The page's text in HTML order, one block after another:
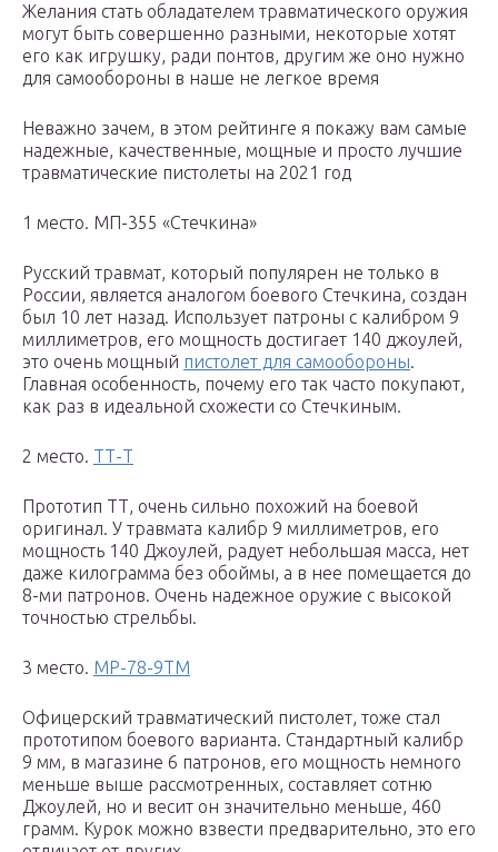
Желания стать обладателем травматического оружия
могут быть совершенно разными, некоторые хотят
его как игрушку, ради понтов, другим же оно нужно
для самообороны в наше не легкое время
Неважно зачем, в этом рейтинге я покажу вам самые
надежные, качественные, мощные и просто лучшие
травматические пистолеты на 2021 год
1 место. МП-355 «Стечкина»
Русский травмат, который популярен не только в
России, является аналогом боевого Стечкина, создан
был 10 лет назад. Использует патроны с калибром 9
миллиметров, его мощность достигает 140 джоулей,
это очень мощный пистолет для самообороны.
Главная особенность, почему его так часто покупают,
как раз в идеальной схожести со Стечкиным.
2 место. ТТ-Т
Прототип ТТ, очень сильно похожий на боевой
оригинал. У травмата калибр 9 миллиметров, его
мощность 140 Джоулей, радует небольшая масса, нет
даже килограмма без обоймы, а в нее помещается до
8-ми патронов. Очень надежное оружие с высокой
точностью стрельбы.
3 место. МР-78-9ТМ
Офицерский травматический пистолет, тоже стал
прототипом боевого варианта. Стандартный калибр
9 мм, в магазине 6 патронов, его мощность немного
меньше выше рассмотренных, составляет сотню
Джоулей, но и весит он значительно меньше, 460
грамм. Курок можно взвести предварительно, это его